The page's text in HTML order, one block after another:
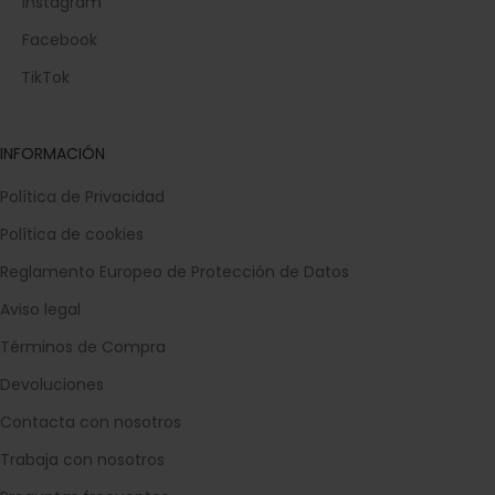
Facebook
TikTok
INFORMACIÓN
Política de Privacidad
Política de cookies
Reglamento Europeo de Protección de Datos
Aviso legal
Términos de Compra
Devoluciones
Contacta con nosotros
Trabaja con nosotros